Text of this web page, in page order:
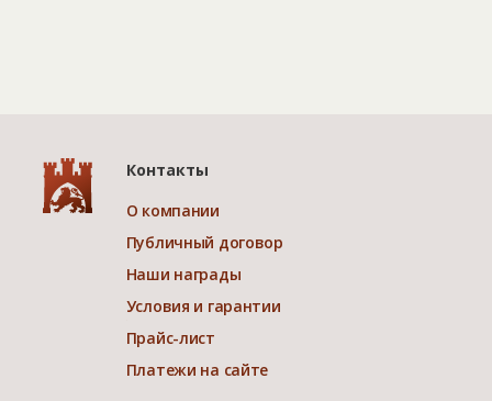
Контакты
О компании
Публичный договор
Наши награды
Условия и гарантии
Прайс-лист
Платежи на сайте